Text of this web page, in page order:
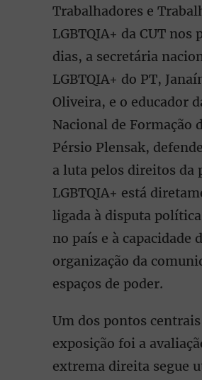
Trabalhadores e
LGBTQIA+ da CUT nos
dias, a secretária
LGBTQIA+ do PT,
Oliveira, e o educador
Nacional de Formação
Pérsio Plensak,
a luta pelos direitos da
LGBTQIA+ está
ligada à disputa
no país e à capacidade
organização da
espaços de poder.
Um dos pontos
exposição foi a
extrema direita segue